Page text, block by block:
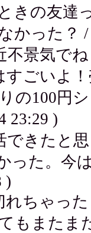
きの友達
かった？
景気でね
すごいよ
の100円
23:29 )
きたと思
った。今
)
ちゃった
もまたま